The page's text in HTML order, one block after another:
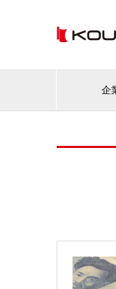
企